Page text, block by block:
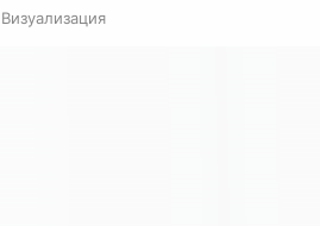
Визуализация